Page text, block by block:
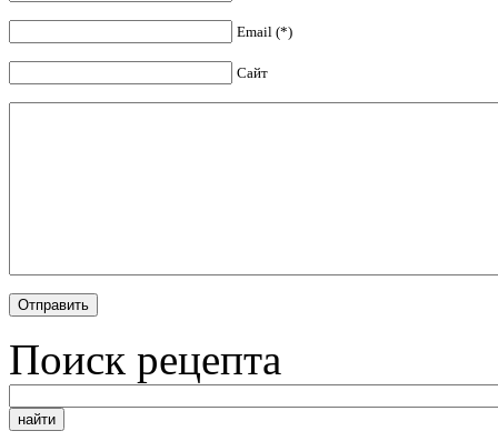
Email (*)
Сайт
Поиск рецепта